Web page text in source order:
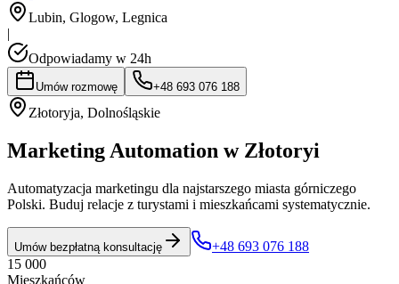
Lubin, Glogow, Legnica
|
Odpowiadamy w 24h
Umów rozmowę +48 693 076 188
Złotoryja, Dolnośląskie
Marketing Automation w Złotoryi
Automatyzacja marketingu dla najstarszego miasta górniczego
Polski. Buduj relacje z turystami i mieszkańcami systematycznie.
Umów bezpłatną konsultację
+48 693 076 188
15 000
Mieszkańców